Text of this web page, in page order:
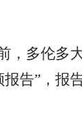
多伦多
告”，报